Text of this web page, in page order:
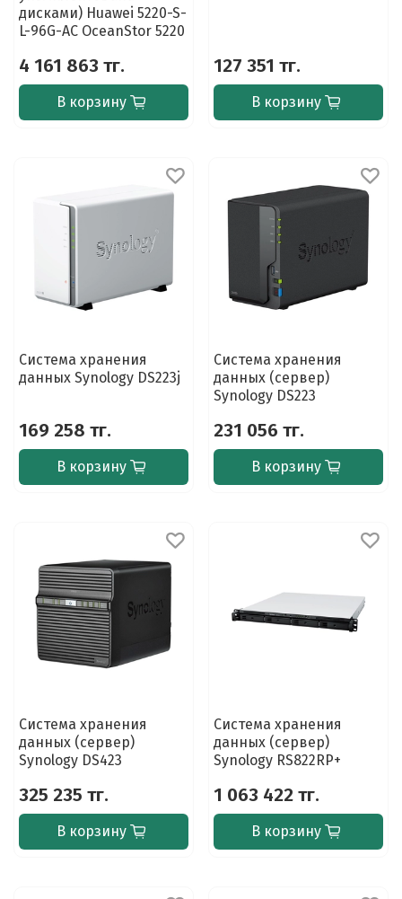
дисками) Huawei 5220-S-
L-96G-AC OceanStor 5220
4 161 863 тг.
В корзину
127 351 тг.
В корзину
Система хранения
данных Synology DS223j
169 258 тг.
В корзину
Система хранения
данных (сервер)
Synology DS223
231 056 тг.
В корзину
Система хранения
данных (сервер)
Synology DS423
325 235 тг.
В корзину
Система хранения
данных (сервер)
Synology RS822RP+
1 063 422 тг.
В корзину